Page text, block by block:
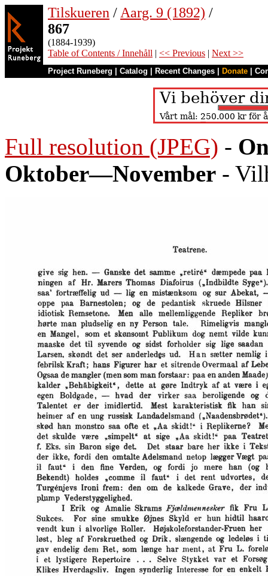
Tilskueren / Aarg. 9 (1892) /
867
(1884-1939)
Table of Contents / Innehåll | << Previous | Next >>
Project Runeberg Catalog Recent Changes Donate
Full resolution (JPEG) -
Oktober—November -